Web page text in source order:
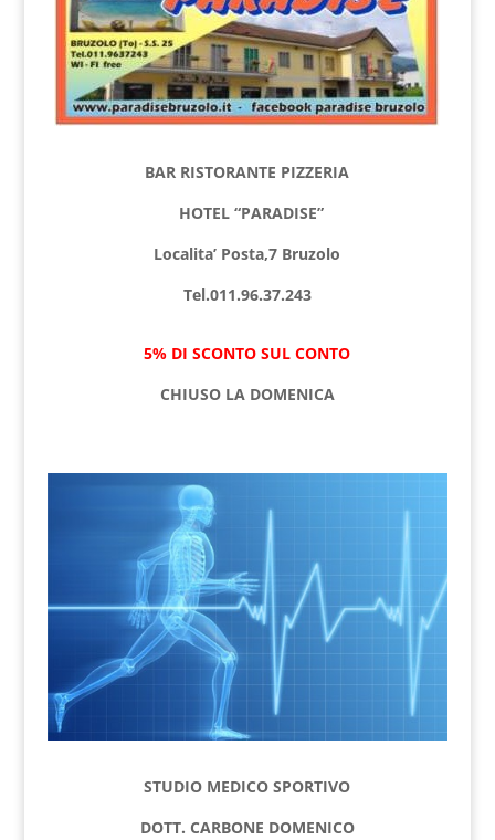
BAR RISTORANTE PIZZERIA
HOTEL “PARADISE”
Localita’ Posta,7 Bruzolo
Tel.011.96.37.243
5% DI SCONTO SUL CONTO
CHIUSO LA DOMENICA
STUDIO MEDICO SPORTIVO
DOTT. CARBONE DOMENICO